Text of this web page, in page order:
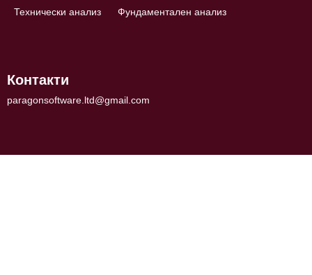
Технически анализ Фундаментален анализ
Контакти
paragonsoftware.ltd@gmail.com